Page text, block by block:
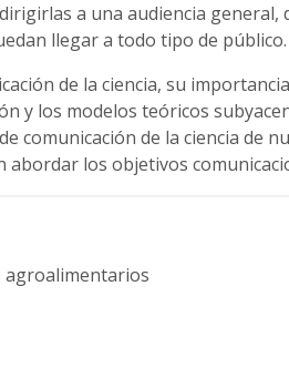
a una audiencia general,
llegar a todo tipo de público.
de la ciencia, su
y los modelos teóricos
comunicación de la ciencia de
los objetivos
agroalimentarios